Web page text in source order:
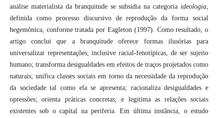
análise materialista da branquitude se subsidia na categoria ideologia
definida como processo discursivo de reprodução da forma social
hegemônica, conforme tratada por Eagleton (1997). Como resultado, o
artigo conclui que a branquitude oferece formas ilusórias para
universalizar representações, inclusive racial-fenotípicas, de ser sujeito
humano; transforma desigualdades em efeitos de traços projetados como
naturais; unifica classes sociais em torno da necessidade da reprodução
da sociedade tal como ela se apresenta; racionaliza desigualdades e
opressões; orienta práticas concretas; e legitima as relações sociais
existentes sob o capital na periferia. Em última instância, o estudo